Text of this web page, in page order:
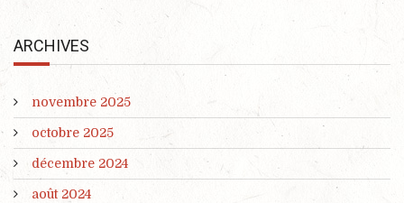
ARCHIVES
novembre 2025
octobre 2025
décembre 2024
août 2024